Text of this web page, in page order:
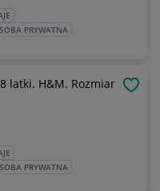
PRYWATNA
latki. H&M. Rozmiar
PRYWATNA